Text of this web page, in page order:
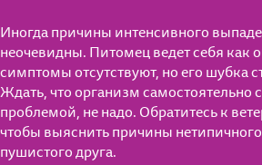
Для котят от 1 до 12 мес.
Иногда причины интенсивного
неочевидны. Питомец ведет себя как
симптомы отсутствуют, но его шубка
Ждать, что организм самостоятельно
проблемой, не надо. Обратитесь к
чтобы выяснить причины
пушистого друга.